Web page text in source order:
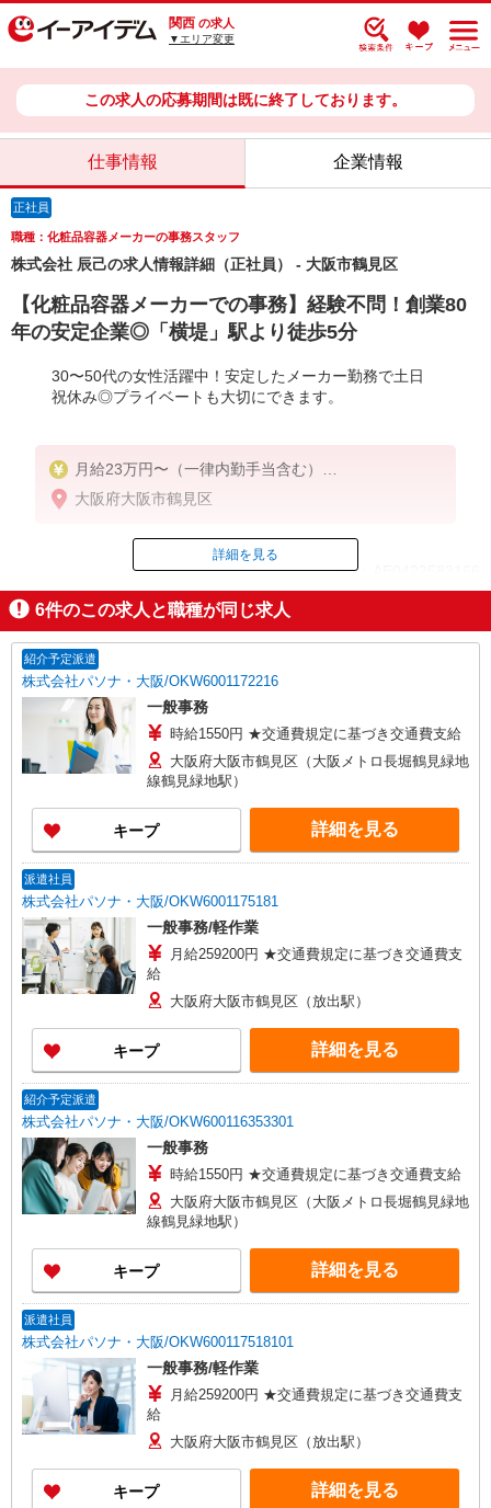
関西 の求人
▼エリア変更
この求人の応募期間は既に終了しております。
仕事情報 企業情報
正社員
職種：化粧品容器メーカーの事務スタッフ
株式会社 辰己の求人情報詳細（正社員） - 大阪市鶴見区
【化粧品容器メーカーでの事務】経験不問！創業80
年の安定企業◎「横堤」駅より徒歩5分
30〜50代の女性活躍中！安定したメーカー勤務で土日
祝休み◎プライベートも大切にできます。
月給23万円〜（一律内勤手当含む）
＋交通費（上限2万円まで）
※固定残業代（内勤手当）「15時間分／2.5万円／超
※スキル・経験等を考慮の上、当社規定により決定
します。
※試用期間1ヵ月（期間中の待遇に変化はなし）
大阪府大阪市鶴見区
ID：AE0422583166
掲載期間終了
詳細を見る
6件のこの求人と職種が同じ求人
紹介予定派遣
株式会社パソナ・大阪/OKW6001172216
一般事務
時給1550円 ★交通費規定に基づき交通費支給
大阪府大阪市鶴見区（大阪メトロ長堀鶴見緑地
線鶴見緑地駅）
キープ 詳細を見る
派遣社員
株式会社パソナ・大阪/OKW6001175181
一般事務/軽作業
月給259200円 ★交通費規定に基づき交通費支
給
大阪府大阪市鶴見区（放出駅）
キープ 詳細を見る
紹介予定派遣
株式会社パソナ・大阪/OKW600116353301
一般事務
時給1550円 ★交通費規定に基づき交通費支給
大阪府大阪市鶴見区（大阪メトロ長堀鶴見緑地
線鶴見緑地駅）
キープ 詳細を見る
派遣社員
株式会社パソナ・大阪/OKW600117518101
一般事務/軽作業
月給259200円 ★交通費規定に基づき交通費支
給
大阪府大阪市鶴見区（放出駅）
キープ 詳細を見る